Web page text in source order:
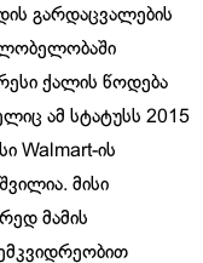
გარდაცვალების
ქალის წოდება
ამ სტატუსს 2015
Walmart-ის
მისი
მამის